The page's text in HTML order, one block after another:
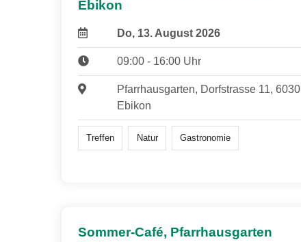
Ebikon
Do, 13. August 2026
09:00 - 16:00 Uhr
Pfarrhausgarten, Dorfstrasse 11, 6030
Ebikon
Treffen Natur Gastronomie
Sommer-Café, Pfarrhausgarten